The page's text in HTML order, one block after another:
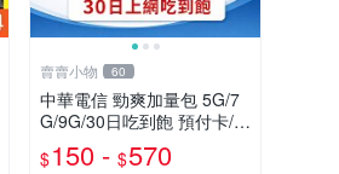
賣賣小物 60
中華電信 勁爽加量包 5G/7
G/9G/30日吃到飽 預付卡/如
意卡/網路流量包/儲值卡
$150 - $570